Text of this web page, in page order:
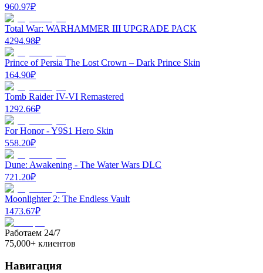
960.97₽
Total War: WARHAMMER III UPGRADE PACK
4294.98₽
Prince of Persia The Lost Crown – Dark Prince Skin
164.90₽
Tomb Raider IV-VI Remastered
1292.66₽
For Honor - Y9S1 Hero Skin
558.20₽
Dune: Awakening - The Water Wars DLC
721.20₽
Moonlighter 2: The Endless Vault
1473.67₽
Работаем 24/7
75,000+ клиентов
Навигация